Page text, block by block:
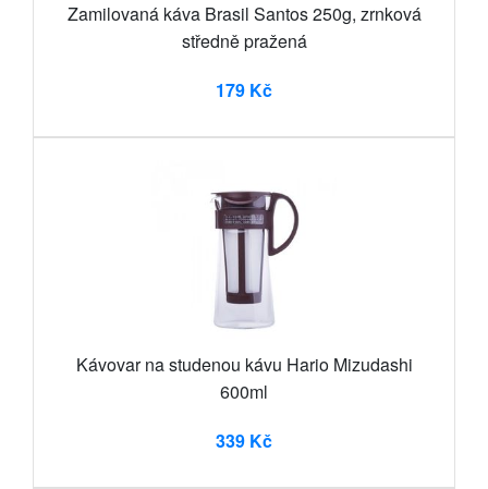
Zamilovaná káva Brasil Santos 250g, zrnková
středně pražená
179 Kč
Kávovar na studenou kávu Hario Mizudashi
600ml
339 Kč